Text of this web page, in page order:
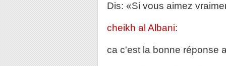
Dis: «Si vous aimez
cheikh al Albani:
ca c'est la bonne réponse